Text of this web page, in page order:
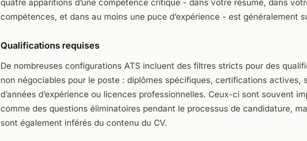
quatre apparitions d’une compétence critique - dans votre résumé, dans
compétences, et dans au moins une puce d’expérience - est généralement
Qualifications requises
De nombreuses configurations ATS incluent des filtres stricts pour des
non négociables pour le poste : diplômes spécifiques, certifications actives,
d’années d’expérience ou licences professionnelles. Ceux-ci sont souvent
comme des questions éliminatoires pendant le processus de candidature,
sont également inférés du contenu du CV.